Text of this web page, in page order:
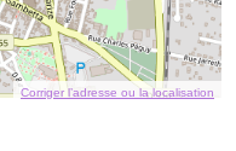
Corriger l’adresse ou la localisation